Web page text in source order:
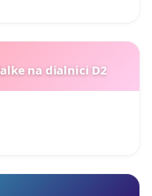
na dialnici D2